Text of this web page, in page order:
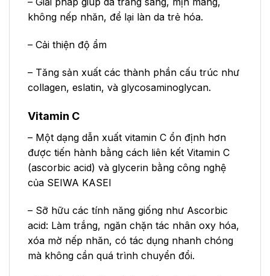
không nếp nhăn, để lại làn da trẻ hóa.
– Cải thiện độ ẩm
– Tăng sản xuất các thành phần cấu trúc như
collagen, eslatin, và glycosaminoglycan.
Vitamin C
– Một dạng dẫn xuất vitamin C ổn định hơn
được tiến hành bằng cách liên kết Vitamin C
(ascorbic acid) và glycerin bằng công nghệ
của SEIWA KASEI
– Sỡ hữu các tính năng giống như Ascorbic
acid: Làm trắng, ngăn chặn tác nhân oxy hóa,
xóa mờ nếp nhăn, có tác dụng nhanh chóng
mà không cần quá trình chuyển đổi.